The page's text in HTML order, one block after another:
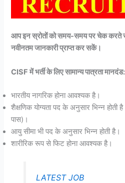
आप इन स्रोतों को समय-समय पर चेक करते
नवीनतम जानकारी प्राप्त कर सकें।
CISF में भर्ती के लिए सामान्य पात्रता मानदंड:
भारतीय नागरिक होना आवश्यक है।
शैक्षणिक योग्यता पद के अनुसार भिन्न होती
पास)।
आयु सीमा भी पद के अनुसार भिन्न होती है।
शारीरिक रूप से फिट होना आवश्यक है।
LATEST JOB